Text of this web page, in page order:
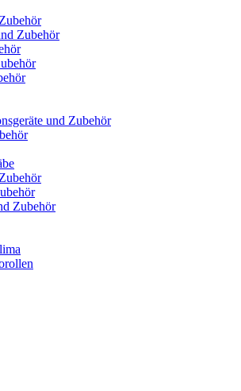
Zubehör
und Zubehör
Zubehör